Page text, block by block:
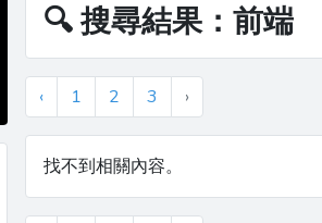
🔍 搜尋結果：前端
‹ 1 2 3 ›
找不到相關內容。